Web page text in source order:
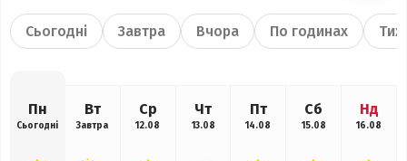
Сьогодні Завтра Вчора По годинах
Пн
Сьогодні
Вт
Завтра
Ср
12.08
Чт
13.08
Пт
14.08
Сб
15.08
Нд
16.08